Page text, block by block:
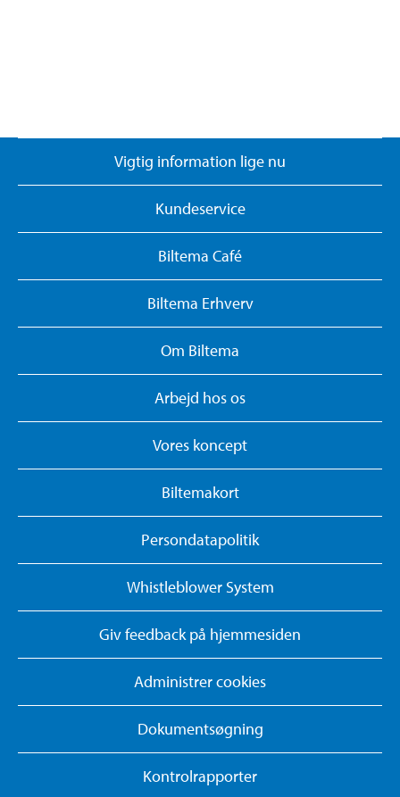
Vigtig information lige nu
Kundeservice
Biltema Café
Biltema Erhverv
Om Biltema
Arbejd hos os
Vores koncept
Biltemakort
Persondatapolitik
Whistleblower System
Giv feedback på hjemmesiden
Administrer cookies
Dokumentsøgning
Kontrolrapporter